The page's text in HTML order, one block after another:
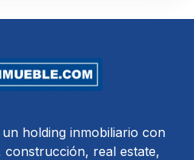
holding inmobiliario con
real estate,